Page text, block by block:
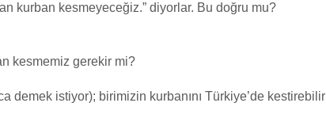
kurban kesmeyeceğiz.” diyorlar. Bu doğru mu?
kesmemiz gerekir mi?
demek istiyor); birimizin kurbanını Türkiye’de kestirebilir